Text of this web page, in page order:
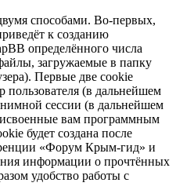
способами. Во-первых,
к созданию
определённого числа
загружаемые в папку
Первые две cookie
пользователя (в дальнейшем
сессии (в дальнейшем
вам программным
будет создана после
«Форум Крым-гид» и
информации о прочтённых
удобство работы с